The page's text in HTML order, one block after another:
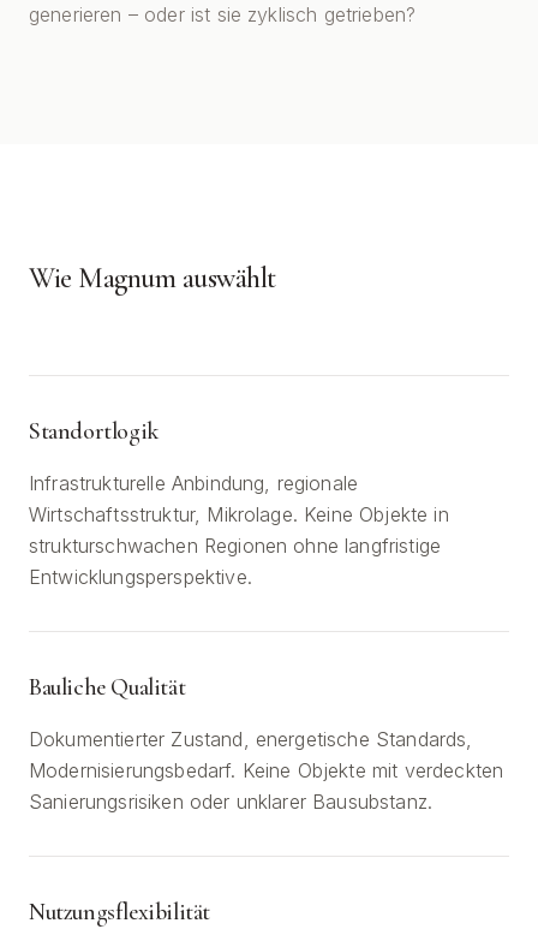
generieren – oder ist sie zyklisch getrieben?
Wie Magnum auswählt
Standortlogik
Infrastrukturelle Anbindung, regionale
Wirtschaftsstruktur, Mikrolage. Keine Objekte in
strukturschwachen Regionen ohne langfristige
Entwicklungsperspektive.
Bauliche Qualität
Dokumentierter Zustand, energetische Standards,
Modernisierungsbedarf. Keine Objekte mit verdeckten
Sanierungsrisiken oder unklarer Bausubstanz.
Nutzungsflexibilität